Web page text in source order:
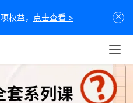
权益， 点击查看 >